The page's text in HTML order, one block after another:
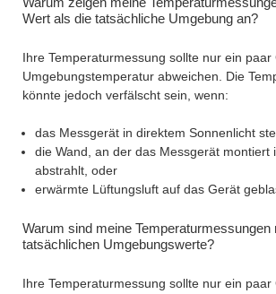
Wert als die tatsächliche Umgebung an?
Ihre Temperaturmessung sollte nur ein
Umgebungstemperatur abweichen. Die
könnte jedoch verfälscht sein, wenn:
das Messgerät in direktem Sonnenlicht
die Wand, an der das Messgerät montiert
abstrahlt, oder
erwärmte Lüftungsluft auf das Gerät
Warum sind meine Temperaturmessungen
tatsächlichen Umgebungswerte?
Ihre Temperaturmessung sollte nur ein